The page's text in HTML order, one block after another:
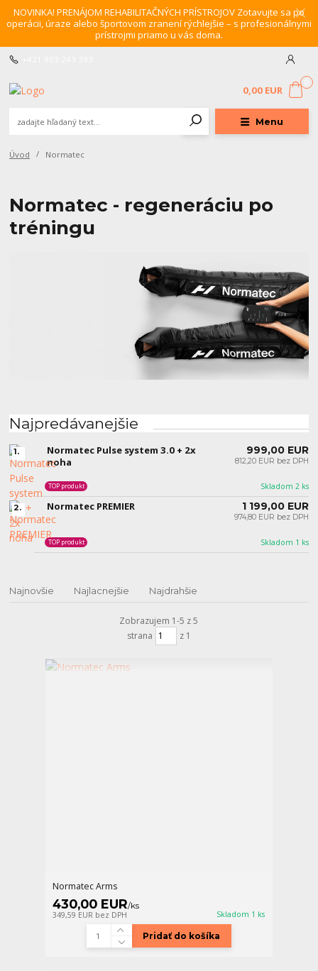
NOVINKA! PRENÁJOM REHABILITAČNÝCH PRÍSTROJOV Zotavujte sa po
operácii, úraze alebo športovom zranení rýchlejšie – s profesionálnymi
prístrojmi priamo u vás doma.
Menu
0,00 EUR
Úvod Normatec
Normatec - regeneráciu po
tréningu
Najpredávanejšie
1.
Normatec Pulse system 3.0 + 2x
noha
Skladom 2 ks
TOP produkt
999,00 EUR
812,20 EUR bez DPH
2. Normatec PREMIER
Skladom 1 ks
TOP produkt
1 199,00 EUR
974,80 EUR bez DPH
Najnovšie Najlacnejšie Najdrahšie
Zobrazujem 1-5 z 5
strana
z 1
Normatec Arms
430,00 EUR/ks
349,59 EUR bez DPH Skladom 1 ks
Pridať do košíka